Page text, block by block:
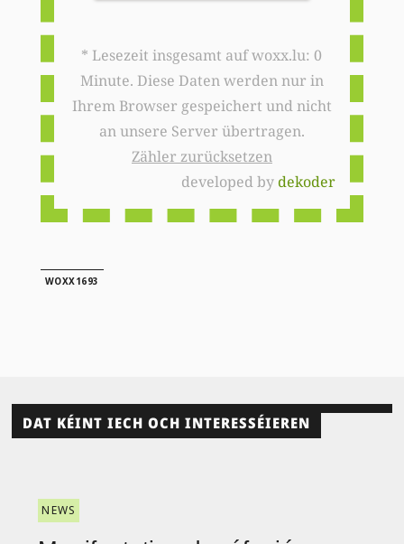
* Lesezeit insgesamt auf woxx.lu: 0
Minute. Diese Daten werden nur in
Ihrem Browser gespeichert und nicht
an unsere Server übertragen.
Zähler zurücksetzen
developed bydekoder
WOXX1693
DAT KÉINT IECH OCH INTERESSÉIEREN
NEWS